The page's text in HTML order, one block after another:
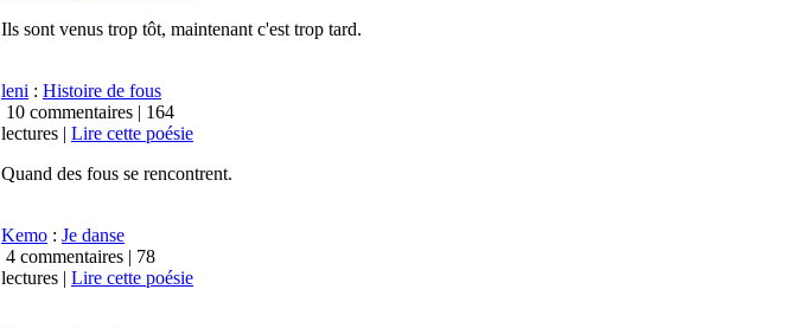
Ils sont venus trop tôt, maintenant c'est trop tard.
leni : Histoire de fous
10 commentaires | 164
lectures | Lire cette poésie
Quand des fous se rencontrent.
Kemo : Je danse
4 commentaires | 78
lectures | Lire cette poésie